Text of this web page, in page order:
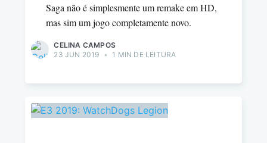
Saga não é simplesmente um remake em HD,
mas sim um jogo completamente novo.
CELINA CAMPOS
23 JUN 2019 • 1 MIN DE LEITURA